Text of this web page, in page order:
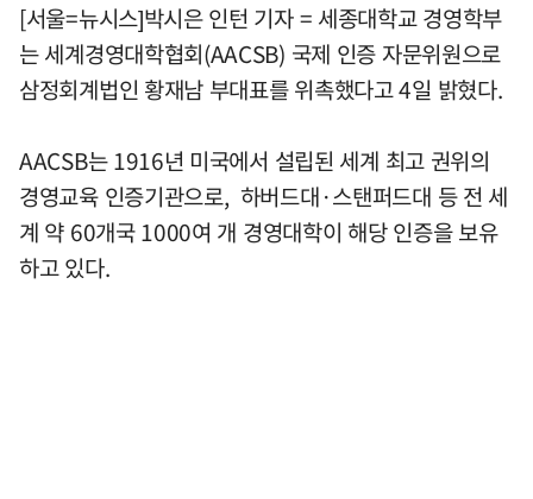
[서울=뉴시스]박시은 인턴 기자 = 세종대학교 경영학부
는 세계경영대학협회(AACSB) 국제 인증 자문위원으로
삼정회계법인 황재남 부대표를 위촉했다고 4일 밝혔다.
AACSB는 1916년 미국에서 설립된 세계 최고 권위의
경영교육 인증기관으로, 하버드대·스탠퍼드대 등 전 세
계 약 60개국 1000여 개 경영대학이 해당 인증을 보유
하고 있다.